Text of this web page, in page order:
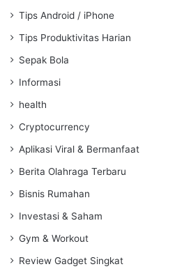
Tips Android / iPhone
Tips Produktivitas Harian
Sepak Bola
Informasi
health
Cryptocurrency
Aplikasi Viral & Bermanfaat
Berita Olahraga Terbaru
Bisnis Rumahan
Investasi & Saham
Gym & Workout
Review Gadget Singkat